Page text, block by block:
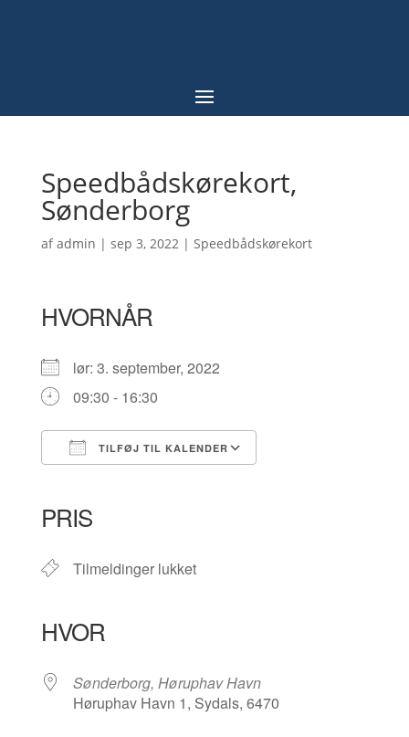
Speedbådskørekort,
Sønderborg
afadmin | sep 3, 2022| Speedbådskørekort
HVORNÅR
lør: 3. september, 2022
09:30 - 16:30
TILFØJ TIL KALENDER
PRIS
Tilmeldinger lukket
HVOR
Sønderborg, Høruphav Havn
Høruphav Havn 1, Sydals, 6470